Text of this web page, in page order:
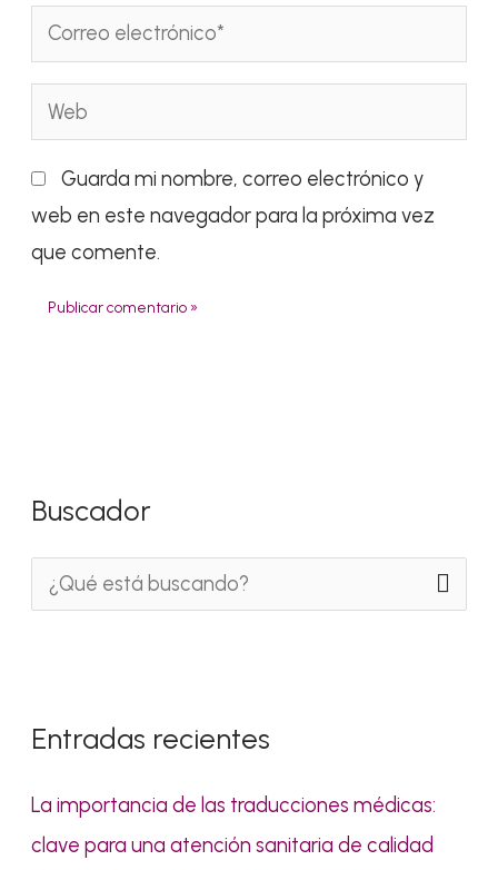
Correo
electrónico*
Web
Guarda mi nombre, correo electrónico y
web en este navegador para la próxima vez
que comente.
Buscador
a
r
p
Entradas recientes
La importancia de las traducciones médicas:
clave para una atención sanitaria de calidad